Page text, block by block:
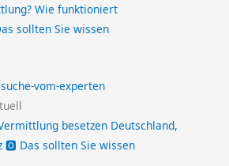
Wie funktioniert
sollten Sie wissen
besetzen Deutschland,
🅾️ Das sollten Sie wissen